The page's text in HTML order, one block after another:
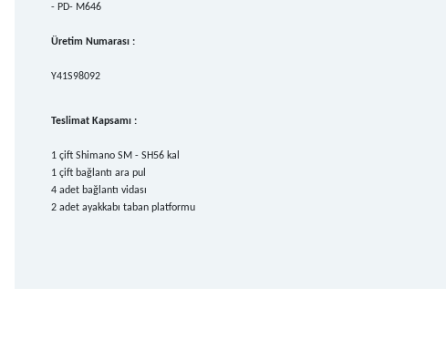
- PD- M646
Üretim Numarası :
Y41S98092
Teslimat Kapsamı :
1 çift Shimano SM - SH56 kal
1 çift bağlantı ara pul
4 adet bağlantı vidası
2 adet ayakkabı taban platformu